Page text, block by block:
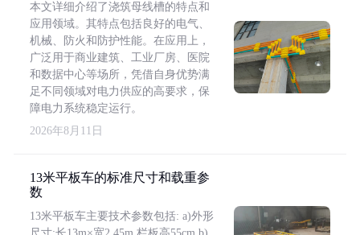
本文详细介绍了浇筑母线槽的特点和
应用领域。其特点包括良好的电气、
机械、防火和防护性能。在应用上，
广泛用于商业建筑、工业厂房、医院
和数据中心等场所，凭借自身优势满
足不同领域对电力供应的高要求，保
障电力系统稳定运行。
2026年8月11日
13米平板车的标准尺寸和载重参
数
13米平板车主要技术参数包括: a)外形